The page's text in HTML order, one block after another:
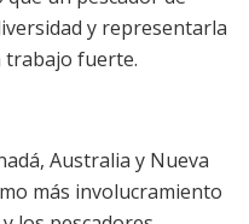
y representarla
trabajo fuerte.
Australia y Nueva
más involucramiento